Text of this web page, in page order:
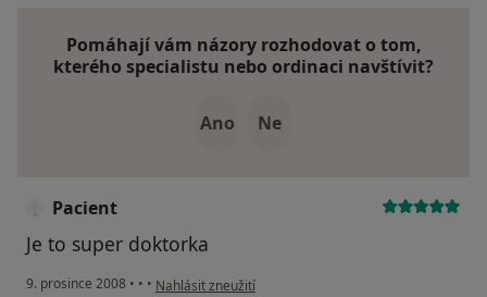
Pomáhají vám názory rozhodovat o tom,
kterého specialistu nebo ordinaci navštívit?
Ano Ne
Pacient
Je to super doktorka
9. prosince 2008 • • • podle názoru uživatele Pacient
Nahlásit zneužití